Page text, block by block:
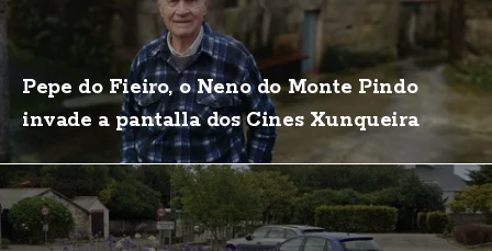
Pepe do Fieiro, o Neno do Monte Pindo
invade a pantalla dos Cines Xunqueira